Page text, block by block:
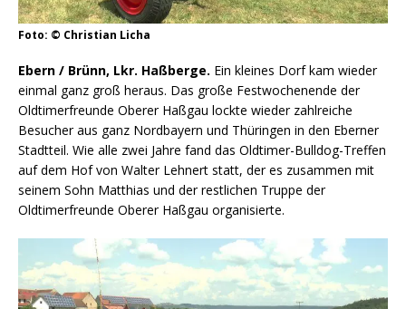
Foto: © Christian Licha
Ebern / Brünn, Lkr. Haßberge. Ein kleines Dorf kam wieder
einmal ganz groß heraus. Das große Festwochenende der
Oldtimerfreunde Oberer Haßgau lockte wieder zahlreiche
Besucher aus ganz Nordbayern und Thüringen in den Eberner
Stadtteil. Wie alle zwei Jahre fand das Oldtimer-Bulldog-Treffen
auf dem Hof von Walter Lehnert statt, der es zusammen mit
seinem Sohn Matthias und der restlichen Truppe der
Oldtimerfreunde Oberer Haßgau organisierte.